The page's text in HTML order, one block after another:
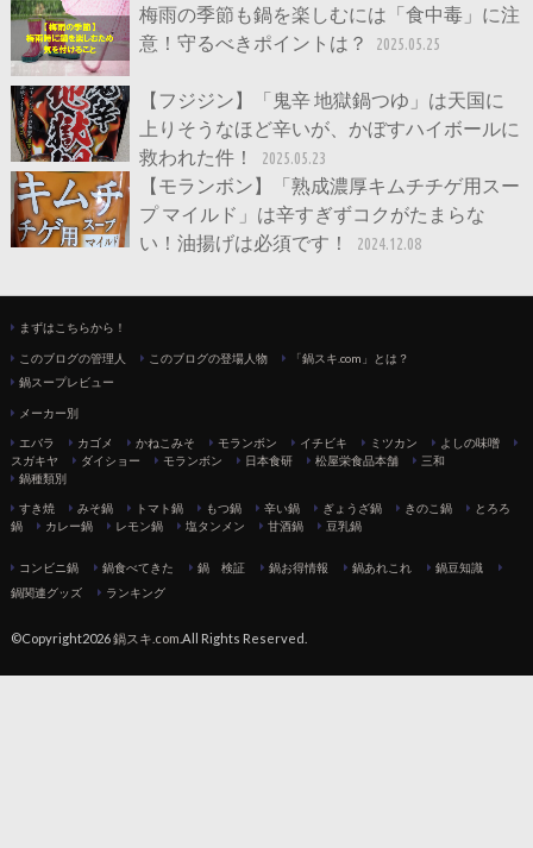
梅雨の季節も鍋を楽しむには「食中毒」に注
意！守るべきポイントは？
2025.05.25
【フジジン】「鬼辛 地獄鍋つゆ」は天国に
上りそうなほど辛いが、かぼすハイボールに
救われた件！
2025.05.23
【モランボン】「熟成濃厚キムチチゲ用スー
プ マイルド」は辛すぎずコクがたまらな
い！油揚げは必須です！
2024.12.08
まずはこちらから！
このブログの管理人 このブログの登場人物
「鍋スキ.com」とは？
鍋スープレビュー
メーカー別
エバラ カゴメ かねこみそ モランボン イチビキ ミツカン
よしの味噌
スガキヤ
ダイショー モランボン 日本食研 松屋栄食品本舗
三和
鍋種類別
すき焼 みそ鍋 トマト鍋 もつ鍋 辛い鍋 ぎょうざ鍋 きのこ鍋
とろろ
鍋
カレー鍋 レモン鍋 塩タンメン 甘酒鍋 豆乳鍋
コンビニ鍋 鍋食べてきた 鍋 検証 鍋お得情報 鍋あれこれ
鍋豆知識
鍋関連グッズ
ランキング
©Copyright2026鍋スキ.com .All Rights Reserved.